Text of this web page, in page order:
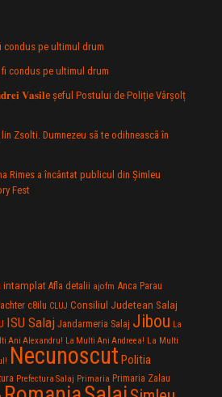
condus pe ultimul drum
condus pe ultimul drum
𝐕𝐚𝐬𝐢𝐥e şeful Postului de Poliție Vârșolț
lin Zsolti. Dumnezeu sã te odihneascã în
Rimes a încântat publicul din Şimleu
Fest
intamplat Afla detalii ajofm Anca Parau
c8ilu CLUJ Consiliul Judetean Salaj
ISU Salaj Jandarmeria Salaj Jibou La
Ani Alexandru! La Multi Ani Andreea! La Multi
Necunoscut Politia
Prefectura Salaj Primaria Primaria Zalau